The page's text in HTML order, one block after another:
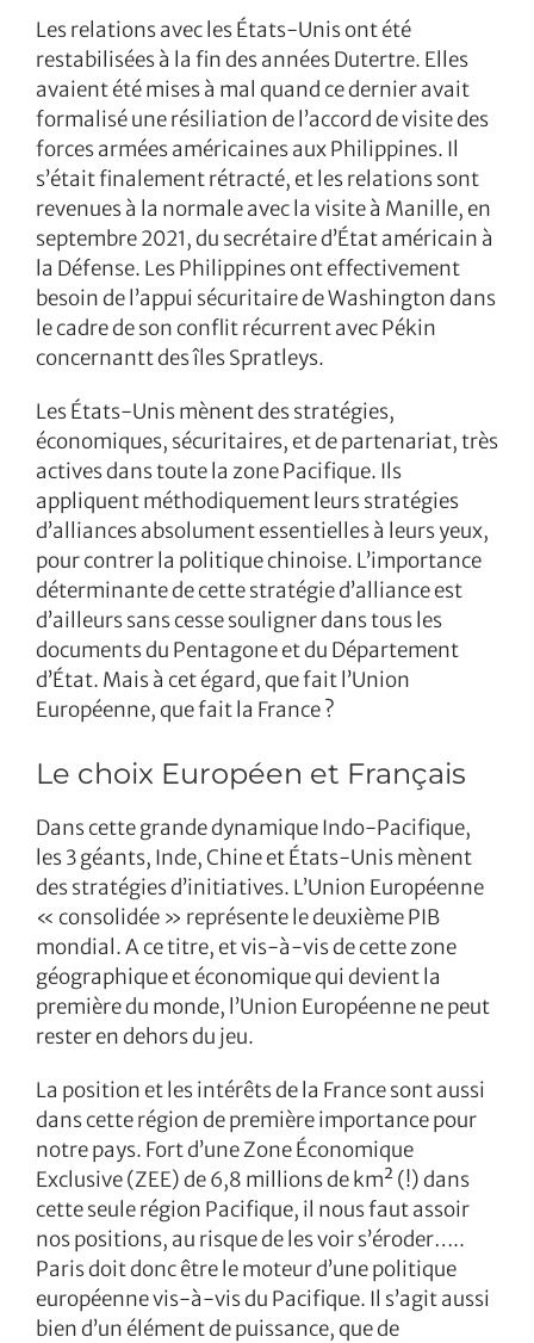
Les relations avec les États-Unis ont été
restabilisées à la fin des années Dutertre. Elles
avaient été mises à mal quand ce dernier avait
formalisé une résiliation de l’accord de visite des
forces armées américaines aux Philippines. Il
s’était finalement rétracté, et les relations sont
revenues à la normale avec la visite à Manille, en
septembre 2021, du secrétaire d’État américain à
la Défense. Les Philippines ont effectivement
besoin de l’appui sécuritaire de Washington dans
le cadre de son conflit récurrent avec Pékin
concernantt des îles Spratleys.
Les États-Unis mènent des stratégies,
économiques, sécuritaires, et de partenariat, très
actives dans toute la zone Pacifique. Ils
appliquent méthodiquement leurs stratégies
d’alliances absolument essentielles à leurs yeux,
pour contrer la politique chinoise. L’importance
déterminante de cette stratégie d’alliance est
d’ailleurs sans cesse souligner dans tous les
documents du Pentagone et du Département
d’État. Mais à cet égard, que fait l’Union
Européenne, que fait la France ?
Le choix Européen et Français
Dans cette grande dynamique Indo-Pacifique,
les 3 géants, Inde, Chine et États-Unis mènent
des stratégies d’initiatives. L’Union Européenne
« consolidée » représente le deuxième PIB
mondial. A ce titre, et vis-à-vis de cette zone
géographique et économique qui devient la
première du monde, l’Union Européenne ne peut
rester en dehors du jeu.
La position et les intérêts de la France sont aussi
dans cette région de première importance pour
notre pays. Fort d’une Zone Économique
Exclusive (ZEE) de 6,8 millions de km² (!) dans
cette seule région Pacifique, il nous faut assoir
nos positions, au risque de les voir s’éroder…..
Paris doit donc être le moteur d’une politique
européenne vis-à-vis du Pacifique. Il s’agit aussi
bien d’un élément de puissance, que de